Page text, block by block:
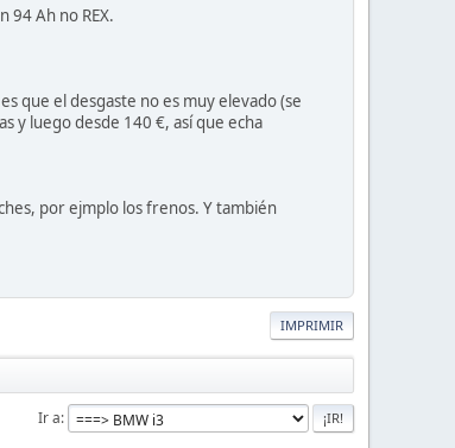
94 Ah no REX.
que el desgaste no es muy elevado (se
y luego desde 140 €, así que echa
por ejmplo los frenos. Y también
IMPRIMIR
Ir a